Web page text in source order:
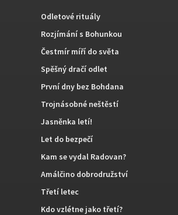
Odletové rituály
Rozjímání s Bohunkou
Čestmír míří do světa
Spěšný dračí odlet
První dny bez Bohdana
Trojnásobné neštěstí
Jasněnka letí!
Let do bezpečí
Kam se vydal Radovan?
Amálčino dobrodružství
Třetí letec
Kdo vzlétne jako třetí?